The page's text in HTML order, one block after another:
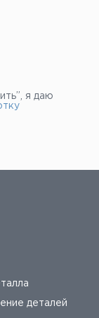
я даю
деталей